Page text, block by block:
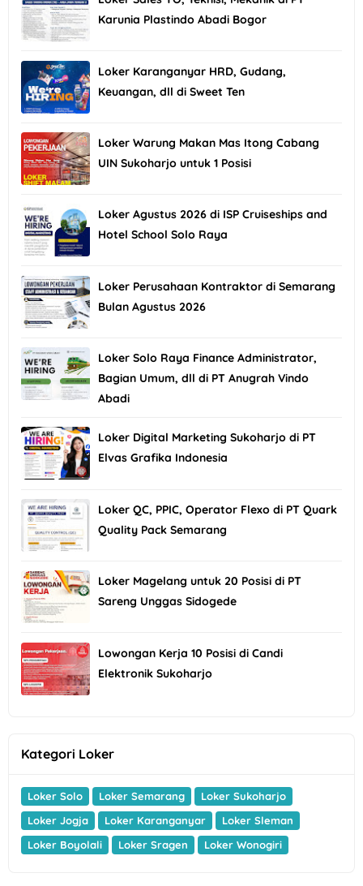
Karunia Plastindo Abadi Bogor
Loker Karanganyar HRD, Gudang,
Keuangan, dll di Sweet Ten
Loker Warung Makan Mas Itong Cabang
UIN Sukoharjo untuk 1 Posisi
Loker Agustus 2026 di ISP Cruiseships and
Hotel School Solo Raya
Loker Perusahaan Kontraktor di Semarang
Bulan Agustus 2026
Loker Solo Raya Finance Administrator,
Bagian Umum, dll di PT Anugrah Vindo
Abadi
Loker Digital Marketing Sukoharjo di PT
Elvas Grafika Indonesia
Loker QC, PPIC, Operator Flexo di PT Quark
Quality Pack Semarang
Loker Magelang untuk 20 Posisi di PT
Sareng Unggas Sidogede
Lowongan Kerja 10 Posisi di Candi
Elektronik Sukoharjo
Kategori Loker
Loker Solo Loker Semarang
Loker Sukoharjo
Loker Jogja
Loker Karanganyar
Loker Sleman
Loker Boyolali
Loker Sragen Loker Wonogiri